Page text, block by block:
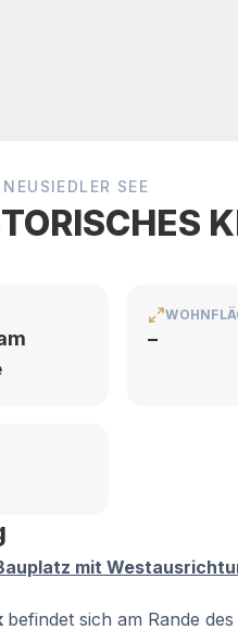
SEE
–
mit
befindet sich am Rande des